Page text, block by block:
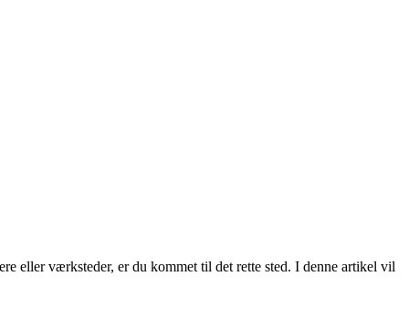
eller værksteder, er du kommet til det rette sted. I denne artikel vil